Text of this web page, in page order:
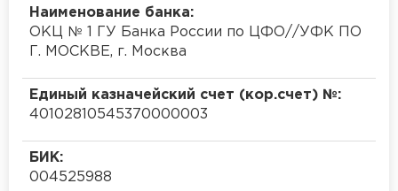
Наименование банка:
ОКЦ № 1 ГУ Банка России по ЦФО//УФК ПО
Г. МОСКВЕ, г. Москва
Единый казначейский счет (кор.счет) №:
40102810545370000003
БИК:
004525988